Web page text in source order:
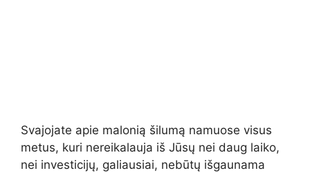
Svajojate apie malonią šilumą namuose visus
metus, kuri nereikalauja iš Jūsų nei daug laiko,
nei investicijų, galiausiai, nebūtų išgaunama